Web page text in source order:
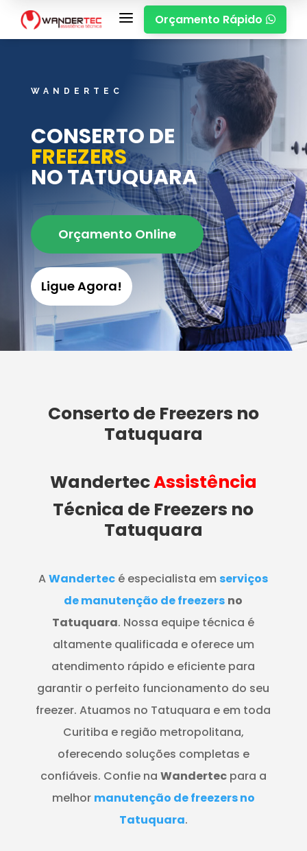
a Orçamento Rápido 
WANDERTEC
CONSERTO DE
FREEZERS
NO TATUQUARA
Orçamento Online
Ligue Agora!
Conserto de Freezers no
Tatuquara
WandertecAssistência
Técnica de Freezers no
Tatuquara
AWandertec é especialista em serviços
de manutenção de freezers no
Tatuquara. Nossa equipe técnica é
altamente qualificada e oferece um
atendimento rápido e eficiente para
garantir o perfeito funcionamento do seu
freezer. Atuamos no Tatuquara e em toda
Curitiba e região metropolitana,
oferecendo soluções completas e
confiáveis. Confie na Wandertecpara a
melhor manutenção de freezers no
Tatuquara.